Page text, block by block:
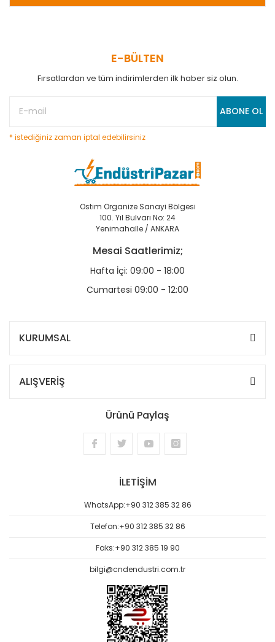
E-BÜLTEN
Fırsatlardan ve tüm indirimlerden ilk haber siz olun.
ABONE OL
* istediğiniz zaman iptal edebilirsiniz
Ostim Organize Sanayi Bölgesi
100. Yıl Bulvarı No: 24
Yenimahalle / ANKARA
Mesai Saatlerimiz;
Hafta İçi: 09:00 - 18:00
Cumartesi 09:00 - 12:00
KURUMSAL
ALIŞVERİŞ
Ürünü Paylaş
İLETİŞİM
WhatsApp:+90 312 385 32 86
Telefon:+90 312 385 32 86
Faks:+90 312 385 19 90
bilgi@cndendustri.com.tr